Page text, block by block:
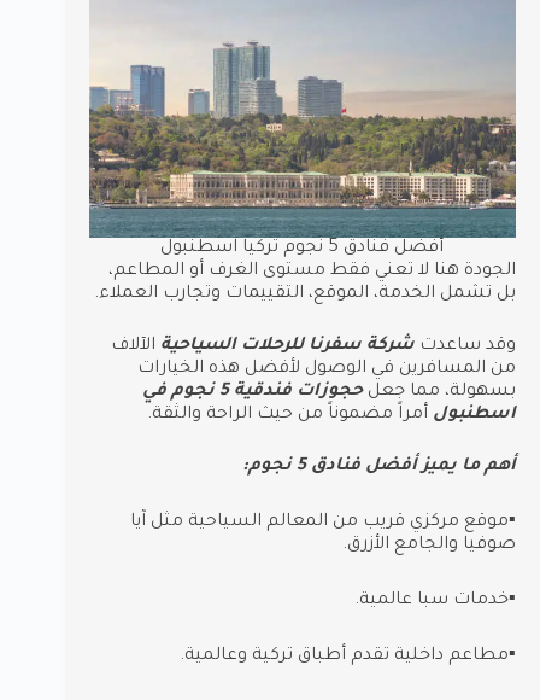
أفضل فنادق 5 نجوم تركيا اسطنبول
الجودة هنا لا تعني فقط مستوى الغرف أو المطاعم،
بل تشمل الخدمة، الموقع، التقييمات وتجارب العملاء.
وقد ساعدت شركة سفرنا للرحلات السياحية الآلاف
من المسافرين في الوصول لأفضل هذه الخيارات
بسهولة، مما جعل
حجوزات فندقية 5 نجوم في
اسطنبول أمراً مضموناً من حيث الراحة والثقة.
أهم ما يميز أفضل فنادق 5 نجوم:
▪︎موقع مركزي قريب من المعالم السياحية مثل آيا
صوفيا والجامع الأزرق.
▪︎خدمات سبا عالمية.
▪︎مطاعم داخلية تقدم أطباق تركية وعالمية.